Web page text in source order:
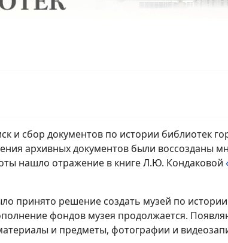
и сбор документов по истории библиотек
архивных документов были воссозданы
нашло отражение в книге Л.Ю. Кондаковой
принято решение создать музей по истории
фондов музея продолжается.
и предметы, фотографии и